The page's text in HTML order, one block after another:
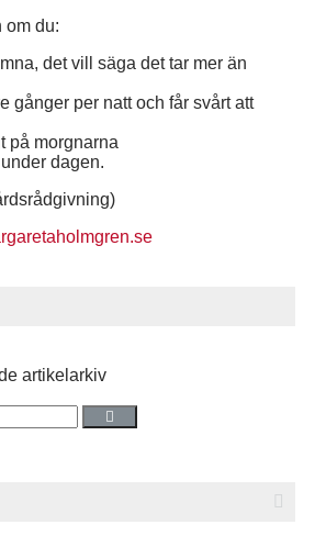
om du:
det vill säga det tar mer än
gånger per natt och får svårt att
på morgnarna
dagen.
artikelarkiv